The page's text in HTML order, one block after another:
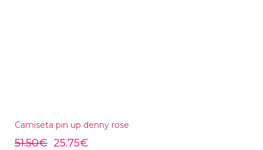
Camiseta pin up denny rose
51.50€ 25.75€